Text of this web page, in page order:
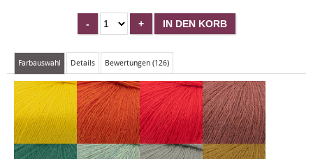
Farbauswahl Details Bewertungen (126)